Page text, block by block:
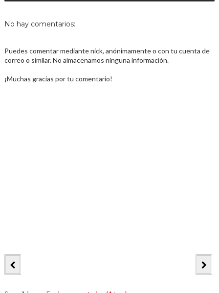
No hay comentarios:
Puedes comentar mediante nick, anónimamente o con tu cuenta de
correo o similar. No almacenamos ninguna información.
¡Muchas gracias por tu comentario!